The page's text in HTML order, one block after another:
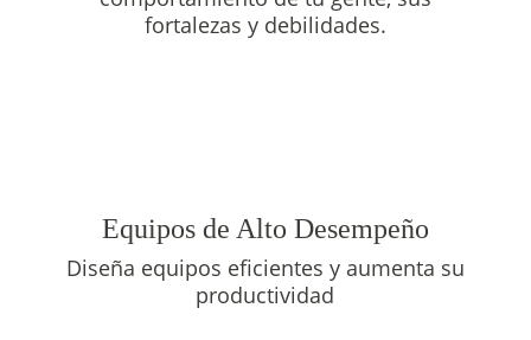
fortalezas y debilidades.
Equipos de Alto Desempeño
Diseña equipos eficientes y aumenta su
productividad